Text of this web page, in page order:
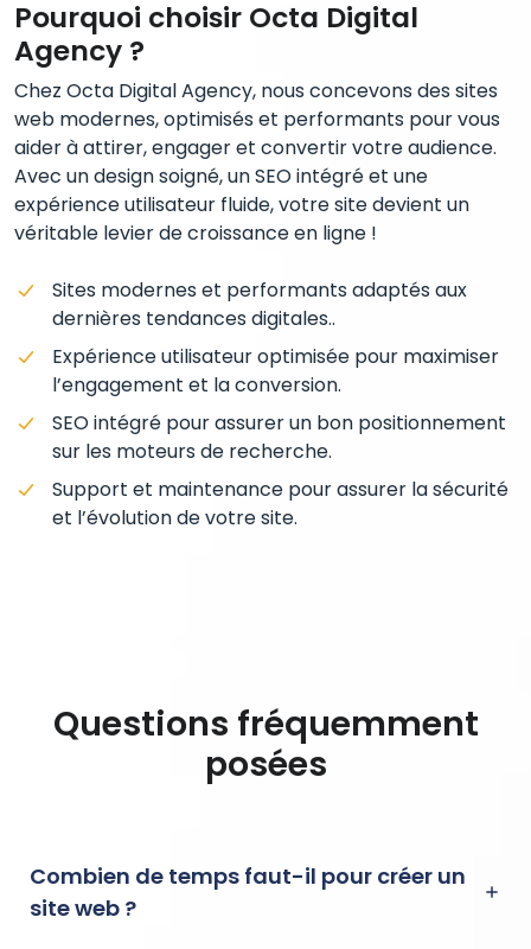
Pourquoi choisir Octa Digital
Agency ?
Chez Octa Digital Agency, nous concevons des sites
web modernes, optimisés et performants pour vous
aider à attirer, engager et convertir votre audience.
Avec un design soigné, un SEO intégré et une
expérience utilisateur fluide, votre site devient un
véritable levier de croissance en ligne !
Sites modernes et performants adaptés aux
dernières tendances digitales..
Expérience utilisateur optimisée pour maximiser
l’engagement et la conversion.
SEO intégré pour assurer un bon positionnement
sur les moteurs de recherche.
Support et maintenance pour assurer la sécurité
et l’évolution de votre site.
Questions fréquemment
posées
Combien de temps faut-il pour créer un
site web ?